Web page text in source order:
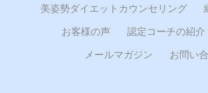
美姿勢ダイエットカウンセリング
お客様の声 認定コーチの紹介
メールマガジン お問い